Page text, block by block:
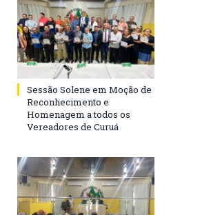
Sessão Solene em Moção de
Reconhecimento e
Homenagem a todos os
Vereadores de Curuá